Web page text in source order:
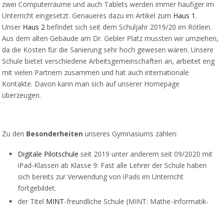
zwei Computerräume und auch Tablets werden immer häufiger im
Unterricht eingesetzt. Genaueres dazu im Artikel zum Haus 1 .
Unser Haus 2 befindet sich seit dem Schuljahr 2019/20 im Rötlein.
Aus dem alten Gebäude am Dr. Gebler Platz mussten wir umziehen,
da die Kosten für die Sanierung sehr hoch gewesen wären. Unsere
Schule bietet verschiedene Arbeitsgemeinschaften an, arbeitet eng
mit vielen Partnern zusammen und hat auch internationale
Kontakte. Davon kann man sich auf unserer Homepage
überzeugen.
Zu den Besonderheiten unseres Gymnasiums zählen:
Digitale Pilotschule seit 2019 unter anderem seit 09/2020 mit
iPad-Klassen ab Klasse 9: Fast alle Lehrer der Schule haben
sich bereits zur Verwendung von iPads im Unterricht
fortgebildet.
der Titel MINT-freundliche Schule (MINT: Mathe-Informatik-